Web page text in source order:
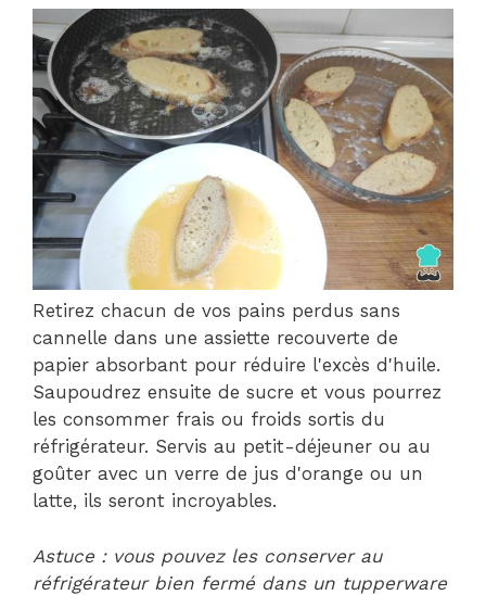
Retirez chacun de vos pains perdus sans
cannelle dans une assiette recouverte de
papier absorbant pour réduire l'excès d'huile.
Saupoudrez ensuite de sucre et vous pourrez
les consommer frais ou froids sortis du
réfrigérateur. Servis au petit-déjeuner ou au
goûter avec un verre de jus d'orange ou un
latte, ils seront incroyables.
Astuce : vous pouvez les conserver au
réfrigérateur bien fermé dans un tupperware